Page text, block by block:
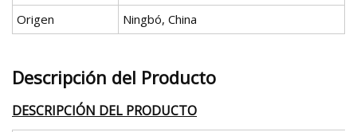
Origen
Ningbó, China
Descripción del Producto
DESCRIPCIÓN DEL PRODUCTO